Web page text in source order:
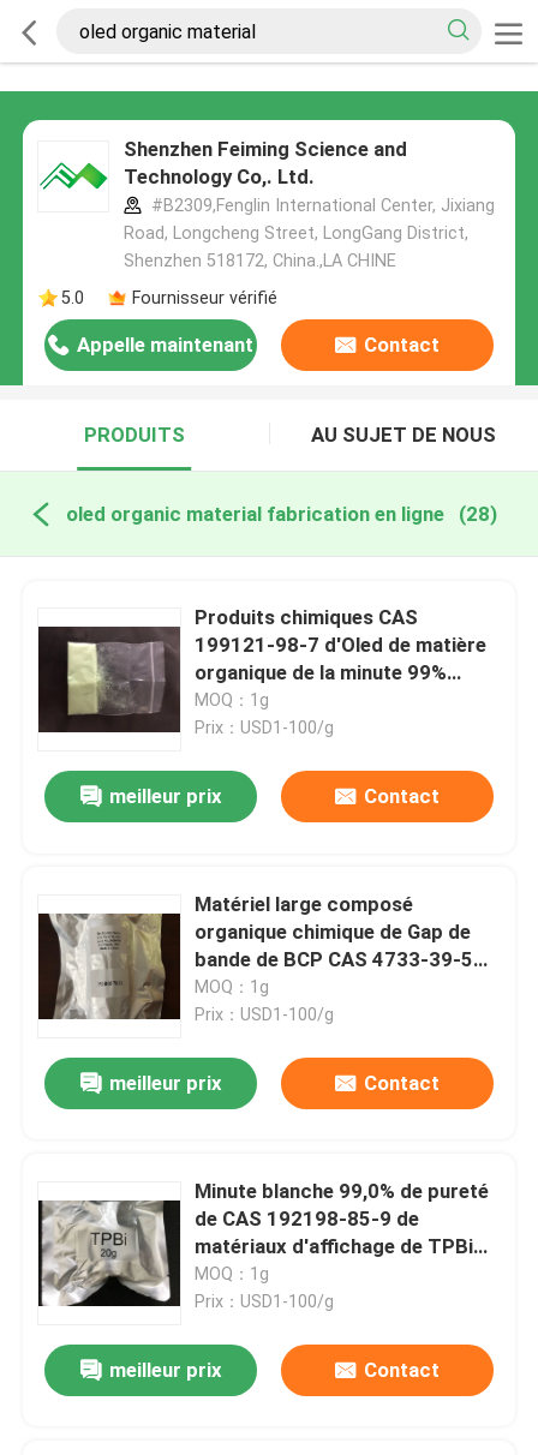
Shenzhen Feiming Science and
Technology Co,. Ltd.
#B2309,Fenglin International Center, Jixiang
Road, Longcheng Street, LongGang District,
Shenzhen 518172, China.,LA CHINE
5.0
Fournisseur vérifié
Appelle maintenant Contact
PRODUITS AU SUJET DE NOUS
oled organic material fabrication en ligne (28)
Produits chimiques CAS
199121-98-7 d'Oled de matière
organique de la minute 99%
DNTPD Oled de pureté
MOQ：1g
Prix：USD1-100/g
meilleur prix Contact
Matériel large composé
organique chimique de Gap de
bande de BCP CAS 4733-39-5
Oled
MOQ：1g
Prix：USD1-100/g
meilleur prix Contact
Minute blanche 99,0% de pureté
de CAS 192198-85-9 de
matériaux d'affichage de TPBi
Oled de poudre
MOQ：1g
Prix：USD1-100/g
meilleur prix Contact